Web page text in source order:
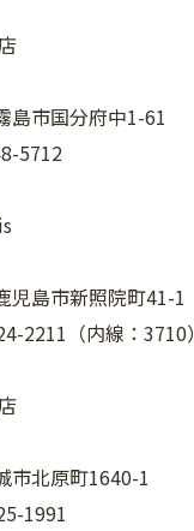
島市国分府中1-61
5712
児島市新照院町41-1
2211（内線：3710）
市北原町1640-1
1991